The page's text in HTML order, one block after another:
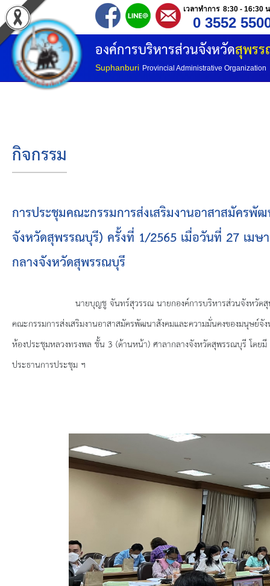
เวลาทำการ 8:30 - 16:30
0 3552
องค์การบริหารส่วนจังหวัดสุพร
Suphanburi Provincial Administrative Organization
หน้าแรก
ประวัติ อบจ
โครงสร้างองค์กร
โครงสร้างการแบ่งส่วนราชการ
วิสัยทัศน์
ยุทธศาสตร์การพัฒนา
ประวัตินายก
รายการ อบจ.สัมพันธ์
กิจกรรม
ประกาศจัดซื้อ-จัดจ้าง
ประกาศจัดซื้อ-จัดจ้างภาครัฐ
รายงานผู้ใช้บริการกล้อง CCTV
ข้อมูลการเลือกตั้ง
นโยบายคุ้มครองข้อมูลส่วนบุคคล
กิจกรรม
การประชุมคณะกรรมการส่งเสริมงานอาสาสมัค
จังหวัดสุพรรณบุรี) ครั้งที่ 1/2565 เมื่อวันที่ 27 เม
กลางจังหวัดสุพรรณบุรี
นายบุญชู จันทร์สุวรรณ นายกองค์การบริหารส่วนจังหวัดสุพรร
คณะกรรมการส่งเสริมงานอาสาสมัครพัฒนาสังคมและความมั่นคงของมนุษ
ห้องประชุมหลวงทรงพล ชั้น 3 (ด้านหน้า) ศาลากลางจังหวัดสุพรรณบุรี โด
ประธานการประชุม ฯ